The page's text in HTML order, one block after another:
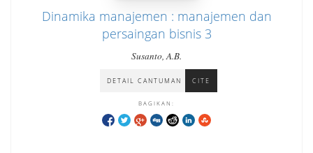
Dinamika manajemen : manajemen dan
persaingan bisnis 3
Susanto, A.B.
DETAIL CANTUMAN CITE
BAGIKAN: